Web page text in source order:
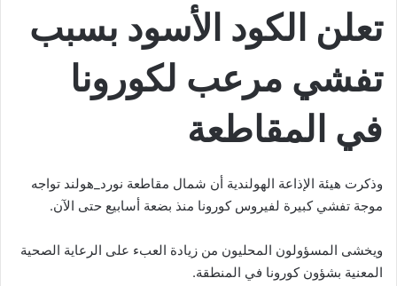
تعلن الكود الأسود بسبب
تفشي مرعب لكورونا
في المقاطعة
وذكرت هيئة الإذاعة الهولندية أن شمال مقاطعة نورد_هولند تواجه
موجة تفشي كبيرة لفيروس كورونا منذ بضعة أسابيع حتى الآن.
ويخشى المسؤولون المحليون من زيادة العبء على الرعاية الصحية
المعنية بشؤون كورونا في المنطقة.